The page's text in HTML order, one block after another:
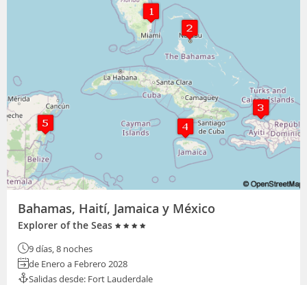
Bahamas, Haití, Jamaica y México
Explorer of the Seas
9 días, 8 noches
de Enero a Febrero 2028
Salidas desde: Fort Lauderdale